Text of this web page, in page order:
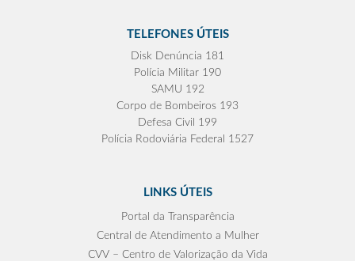
TELEFONES ÚTEIS
Disk Denúncia 181
Polícia Militar 190
SAMU 192
Corpo de Bombeiros 193
Defesa Civil 199
Polícia Rodoviária Federal 1527
LINKS ÚTEIS
Portal da Transparência
Central de Atendimento a Mulher
CVV – Centro de Valorização da Vida